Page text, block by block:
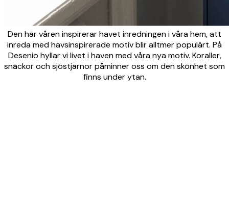
Den här våren inspirerar havet inredningen i våra hem, att
inreda med havsinspirerade motiv blir alltmer populärt. På
Desenio hyllar vi livet i haven med våra nya motiv. Koraller,
snäckor och sjöstjärnor påminner oss om den skönhet som
finns under ytan.